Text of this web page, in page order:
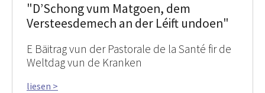
"D’Schong vum Matgoen, dem
Versteesdemech an der Léift undoen"
E Bäitrag vun der Pastorale de la Santé fir de
Weltdag vun de Kranken
liesen >